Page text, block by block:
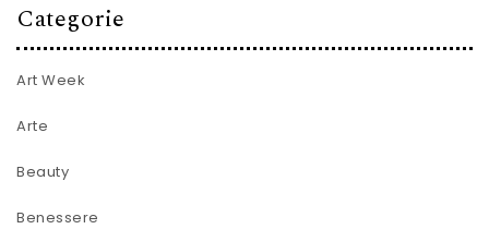
Categorie
Art Week
Arte
Beauty
Benessere